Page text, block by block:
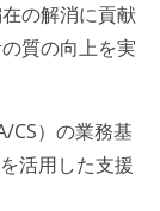
の解消に貢献
質の向上を実
CS）の業務基
活用した支援